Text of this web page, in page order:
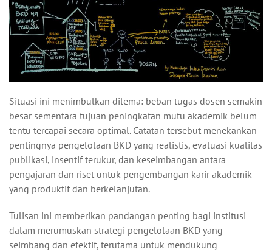
Situasi ini menimbulkan dilema: beban tugas dosen semakin
besar sementara tujuan peningkatan mutu akademik belum
tentu tercapai secara optimal. Catatan tersebut menekankan
pentingnya pengelolaan BKD yang realistis, evaluasi kualitas
publikasi, insentif terukur, dan keseimbangan antara
pengajaran dan riset untuk pengembangan karir akademik
yang produktif dan berkelanjutan.
Tulisan ini memberikan pandangan penting bagi institusi
dalam merumuskan strategi pengelolaan BKD yang
seimbang dan efektif, terutama untuk mendukung